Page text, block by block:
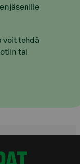
voit tehdä
tai